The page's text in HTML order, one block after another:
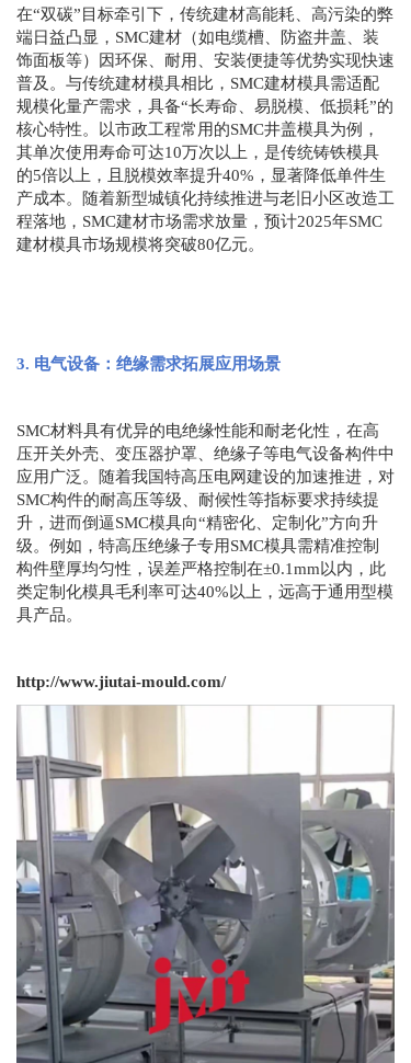
在“双碳”目标牵引下，传统建材高能耗、高污染的弊
端日益凸显，SMC建材（如电缆槽、防盗井盖、装
饰面板等）因环保、耐用、安装便捷等优势实现快速
普及。与传统建材模具相比，SMC建材模具需适配
规模化量产需求，具备“长寿命、易脱模、低损耗”的
核心特性。以市政工程常用的SMC井盖模具为例，
其单次使用寿命可达10万次以上，是传统铸铁模具
的5倍以上，且脱模效率提升40%，显著降低单件生
产成本。随着新型城镇化持续推进与老旧小区改造工
程落地，SMC建材市场需求放量，预计2025年SMC
建材模具市场规模将突破80亿元。
3. 电气设备：绝缘需求拓展应用场景
SMC材料具有优异的电绝缘性能和耐老化性，在高
压开关外壳、变压器护罩、绝缘子等电气设备构件中
应用广泛。随着我国特高压电网建设的加速推进，对
SMC构件的耐高压等级、耐候性等指标要求持续提
升，进而倒逼SMC模具向“精密化、定制化”方向升
级。例如，特高压绝缘子专用SMC模具需精准控制
构件壁厚均匀性，误差严格控制在±0.1mm以内，此
类定制化模具毛利率可达40%以上，远高于通用型模
具产品。
http://www.jiutai-mould.com/